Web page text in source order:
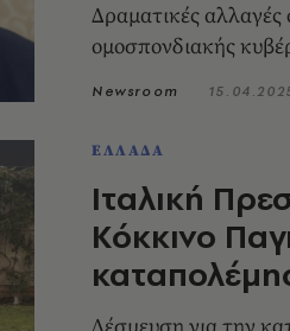
Δραματικές
ομοσπονδιακής
Newsroom
ΕΛΛΑΔΑ
Ιταλική
Κόκκινο